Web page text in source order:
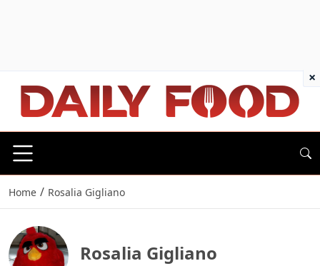
Home / Rosalia Gigliano
Rosalia Gigliano
×